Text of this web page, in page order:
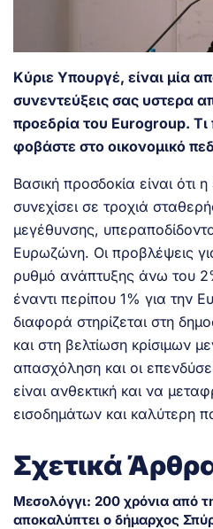
Κύριε Υπουργέ, είναι μία
συνεντεύξεις σας υστερα
προεδρία του Eurogroup. Τι
φοβάστε στο οικονομικό
Βασική προσδοκία είναι ότι
συνεχίσει σε τροχιά
μεγέθυνσης,
Ευρωζώνη. Οι προβλέψεις
ρυθμό ανάπτυξης άνω του
έναντι περίπου 1% για την
διαφορά στηρίζεται στη
και στη βελτίωση κρίσιμων
απασχόληση και οι
είναι ανθεκτική και να
εισοδημάτων και καλύτερη
Σχετικά
Μεσολόγγι: 200 χρόνια από
αποκαλύπτει ο δήμαρχος